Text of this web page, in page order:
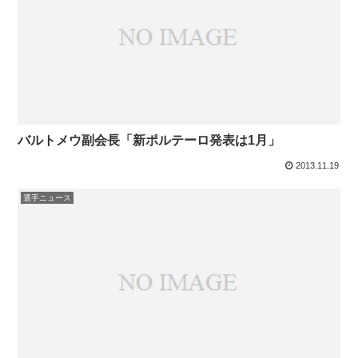
バルトメウ副会長「新ポルテーロ発表は1月」
2013.11.19
選手ニュース